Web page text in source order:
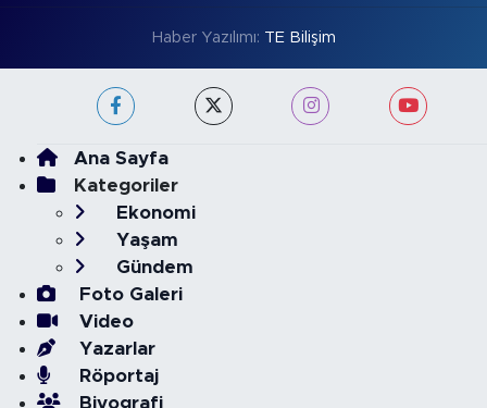
Haber Yazılımı: TE Bilişim
Ana Sayfa
Kategoriler
Ekonomi
Yaşam
Gündem
Foto Galeri
Video
Yazarlar
Röportaj
Biyografi